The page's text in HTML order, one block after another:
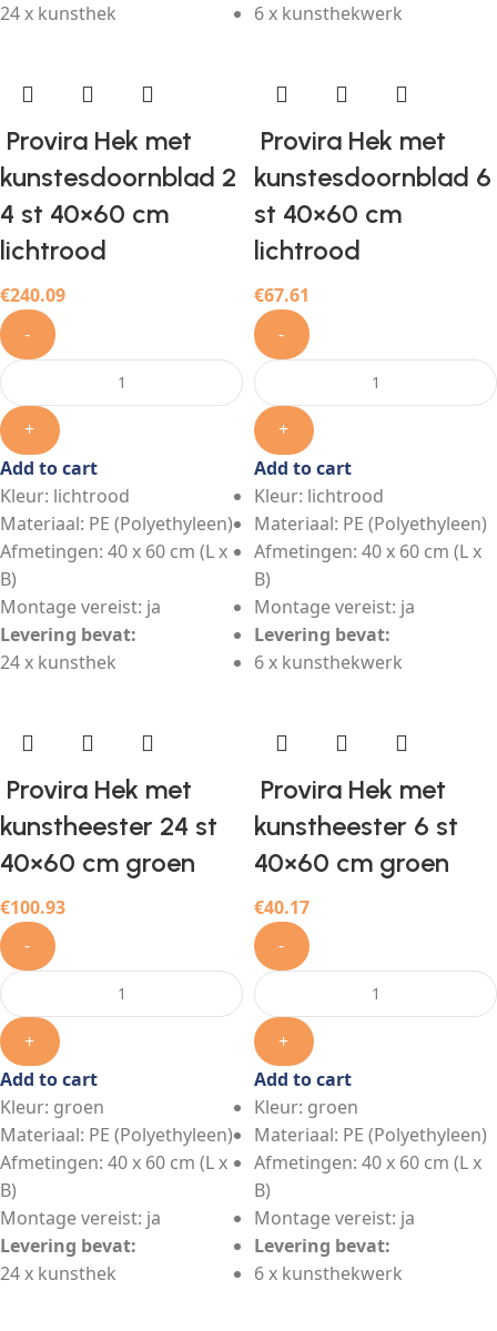
24 x kunsthek
6 x kunsthekwerk
Provira Hek met
kunstesdoornblad 2
4 st 40×60 cm
lichtrood
€240.09
-
+
Add to cart
Kleur: lichtrood
Materiaal: PE (Polyethyleen)
Afmetingen: 40 x 60 cm (L x
B)
Montage vereist: ja
Levering bevat:
24 x kunsthek
Provira Hek met
kunstesdoornblad 6
st 40×60 cm
lichtrood
€67.61
-
+
Add to cart
Kleur: lichtrood
Materiaal: PE (Polyethyleen)
Afmetingen: 40 x 60 cm (L x
B)
Montage vereist: ja
Levering bevat:
6 x kunsthekwerk
Provira Hek met
kunstheester 24 st
40×60 cm groen
€100.93
-
+
Add to cart
Kleur: groen
Materiaal: PE (Polyethyleen)
Afmetingen: 40 x 60 cm (L x
B)
Montage vereist: ja
Levering bevat:
24 x kunsthek
Provira Hek met
kunstheester 6 st
40×60 cm groen
€40.17
-
+
Add to cart
Kleur: groen
Materiaal: PE (Polyethyleen)
Afmetingen: 40 x 60 cm (L x
B)
Montage vereist: ja
Levering bevat:
6 x kunsthekwerk